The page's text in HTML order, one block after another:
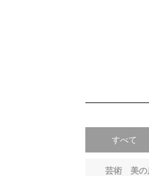
すべて
芸術 美の